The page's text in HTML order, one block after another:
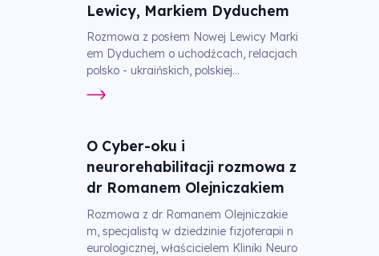
Lewicy, Markiem Dyduchem
Rozmowa z posłem Nowej Lewicy Marki
em Dyduchem o uchodźcach, relacjach
polsko - ukraińskich, polskiej...
O Cyber-oku i
neurorehabilitacji rozmowa z
dr Romanem Olejniczakiem
Rozmowa z dr Romanem Olejniczakie
m, specjalistą w dziedzinie fizjoterapii n
eurologicznej, właścicielem Kliniki Neuro